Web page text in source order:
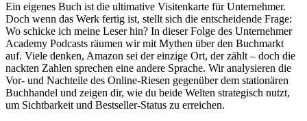
Ein eigenes Buch ist die ultimative Visitenkarte für Unternehmer.
Doch wenn das Werk fertig ist, stellt sich die entscheidende Frage:
Wo schicke ich meine Leser hin? In dieser Folge des Unternehmer
Academy Podcasts räumen wir mit Mythen über den Buchmarkt
auf. Viele denken, Amazon sei der einzige Ort, der zählt – doch die
nackten Zahlen sprechen eine andere Sprache. Wir analysieren die
Vor- und Nachteile des Online-Riesen gegenüber dem stationären
Buchhandel und zeigen dir, wie du beide Welten strategisch nutzt,
um Sichtbarkeit und Bestseller-Status zu erreichen.